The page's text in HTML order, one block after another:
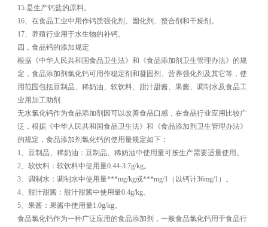
15.是生产钙盐的原料。
16、在食品工业中用作钙质强化剂、固化剂、螯合剂和干燥剂。
17、养殖行业用于水生物的补钙。
四，食品钙的添加规定
根据《中华人民共和国食品卫生法》和《食品添加剂卫生管理办法》的规
定，食品添加剂氯化钙可用作稳定剂和凝固剂、营养强化剂及其它等，使
用范围包括豆制品、稀奶油、软饮料、甜汁甜酱、果酱、调制水及食品工
业用加工助剂.
无水氯化钙作为食品添加剂因可以改善食品口感，在食品行业应用比较广
泛，根据《中华人民共和国食品卫生法》和《食品添加剂卫生管理办法》
的规定，食品添加剂氯化钙的使用量规定如下：
1、豆制品、稀奶油：豆制品、稀奶油中使用量可按生产需要适量使用。
2、软饮料：软饮料中使用量0.44-3.7g/kg。
3、调制水：调制水中使用量***mg/kg或***mg/1（以钙计36mg/1）。
4、甜汁甜酱：甜汁甜酱中使用量0.4g/kg。
5、果酱：果酱中使用量1.0g/kg。
食品氯化钙作为一种广泛应用的食品添加剂，一般食品氯化钙用于食品行